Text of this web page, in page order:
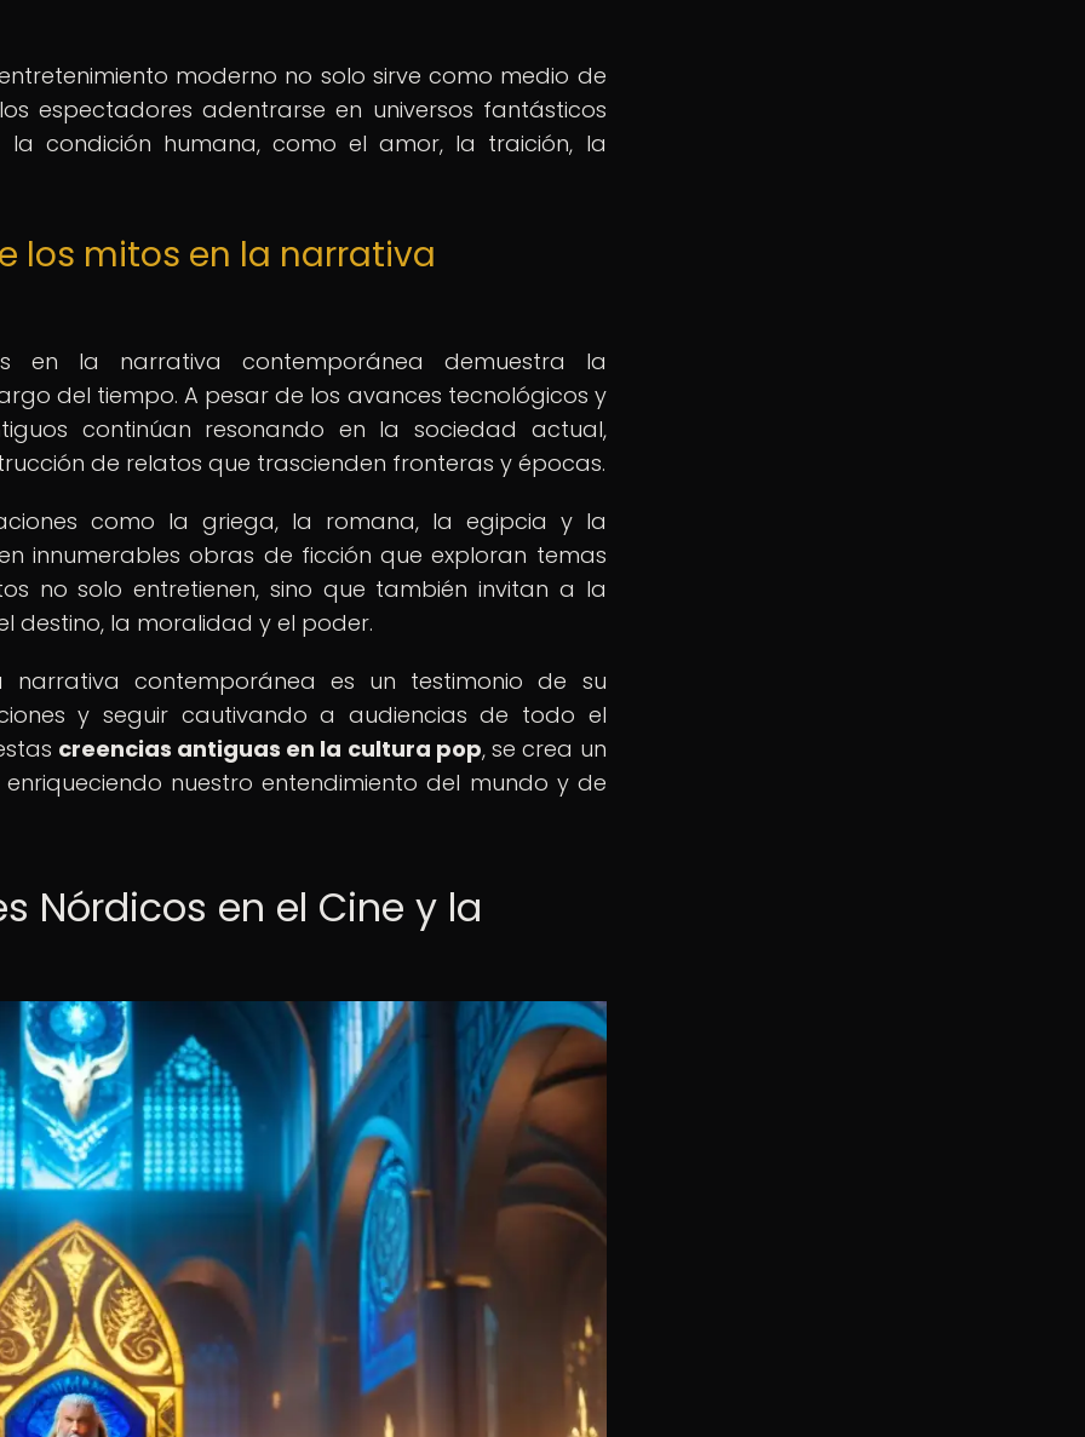
moderno no solo sirve como medio de
espectadores adentrarse en universos fantásticos
la condición humana, como el amor, la traición, la
los mitos en la narrativa
en la narrativa contemporánea demuestra la
del tiempo. A pesar de los avances tecnológicos y
continúan resonando en la sociedad actual,
de relatos que trascienden fronteras y épocas.
como la griega, la romana, la egipcia y la
innumerables obras de ficción que exploran temas
no solo entretienen, sino que también invitan a la
destino, la moralidad y el poder.
contemporánea es un testimonio de su
y seguir cautivando a audiencias de todo el
creencias antiguas en la cultura pop, se crea un
nuestro entendimiento del mundo y de
Nórdicos en el Cine y la